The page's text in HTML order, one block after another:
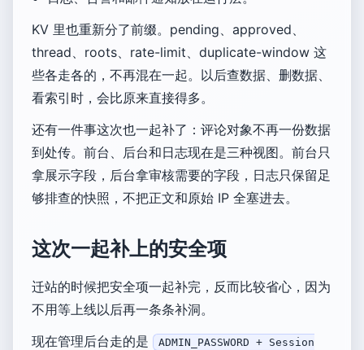
KV 里也重新分了前缀。pending、approved、
thread、roots、rate-limit、duplicate-window 这
些各走各的，不再混在一起。以后查数据、删数据、
看索引时，会比原来直接得多。
还有一件事这次也一起补了：评论对象不再一份数据
到处传。前台、后台和日志现在是三种视图。前台只
拿展示字段，后台拿审核需要的字段，日志只保留足
够排查的快照，不把正文和原始 IP 全塞进去。
这次一起补上的安全项
迁站的时候把安全项一起补完，反而比较省心，因为
不用等上线以后再一条条补洞。
现在管理后台走的是
ADMIN_PASSWORD + Session